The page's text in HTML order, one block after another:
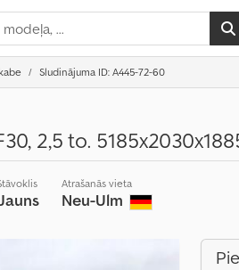
Sludinājuma ID: A445-72-60
2,5 to.
Atrašanās vieta
Neu-Ulm